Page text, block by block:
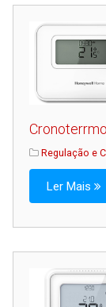
Regulação e
Ler Mais